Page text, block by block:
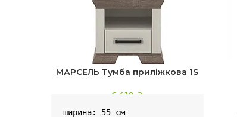
МАРСЕЛЬ Тумба приліжкова 1S
6,410 ₴
ширина: 55 см